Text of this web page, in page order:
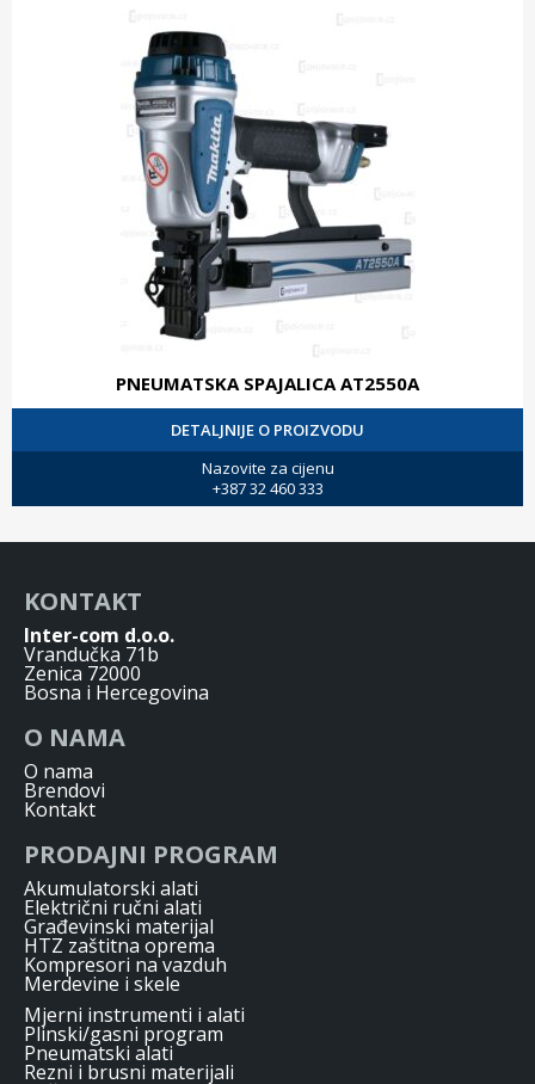
PNEUMATSKA SPAJALICA AT2550A
DETALJNIJE O PROIZVODU
Nazovite za cijenu
+387 32 460 333
KONTAKT
Inter-com d.o.o.
Vrandučka 71b
Zenica 72000
Bosna i Hercegovina
O NAMA
O nama
Brendovi
Kontakt
PRODAJNI PROGRAM
Akumulatorski alati
Električni ručni alati
Građevinski materijal
HTZ zaštitna oprema
Kompresori na vazduh
Merdevine i skele
Mjerni instrumenti i alati
Plinski/gasni program
Pneumatski alati
Rezni i brusni materijali